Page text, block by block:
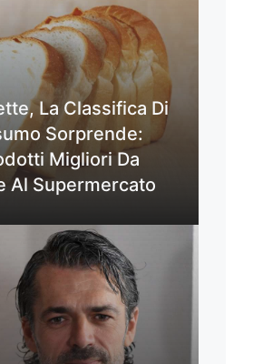
La Classifica Di
Sorprende:
Migliori Da
Al Supermercato